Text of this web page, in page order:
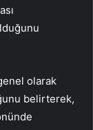
olarak
belirterek,